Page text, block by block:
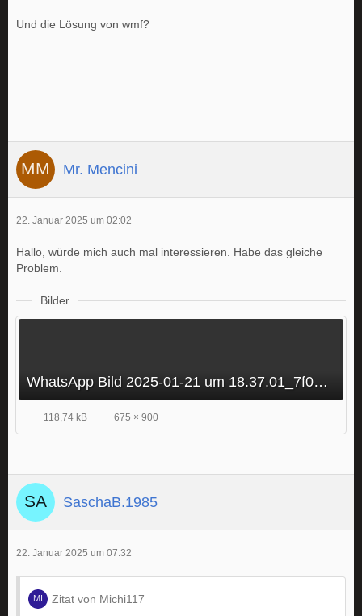
Und die Lösung von wmf?
Mr. Mencini
22. Januar 2025 um 02:02
Hallo, würde mich auch mal interessieren. Habe das gleiche
Problem.
Bilder
WhatsApp Bild 2025-01-21 um 18.37.01_7f013654.jpg
118,74 kB 675 × 900
SaschaB.1985
22. Januar 2025 um 07:32
Zitat von Michi117